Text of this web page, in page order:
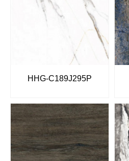
HHG-C189J295P